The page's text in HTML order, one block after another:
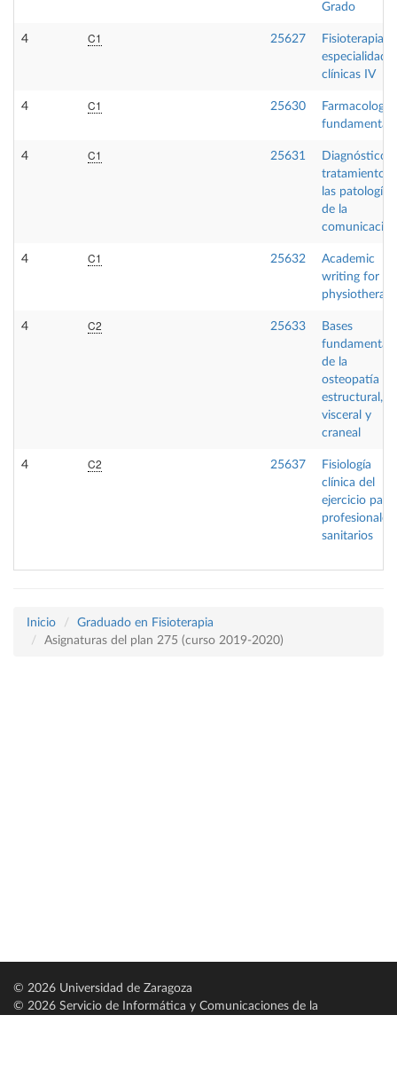
Grado
4 C1 25627
Fisioterapia
clínicas IV
4 C1 25630
Farmacología
fundamental
4 C1 25631
Diagnóstico y
tratamiento
las patologías
de la
comunicación
4 C1 25632
Academic
writing for
4 C2 25633
Bases
de la
osteopatía
estructural,
visceral y
craneal
4 C2 25637
Fisiología
clínica del
ejercicio para
profesionales
sanitarios
Inicio
Graduado en Fisioterapia
Asignaturas del plan 275 (curso 2019-2020)
© 2026 Universidad de Zaragoza
© 2026 Servicio de Informática y Comunicaciones de la